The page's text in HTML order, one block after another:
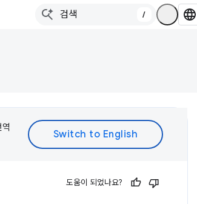
/
역
도움이 되었나요?